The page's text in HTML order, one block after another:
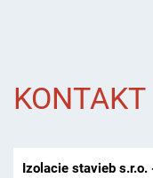
KONTAKT
Izolacie stavieb